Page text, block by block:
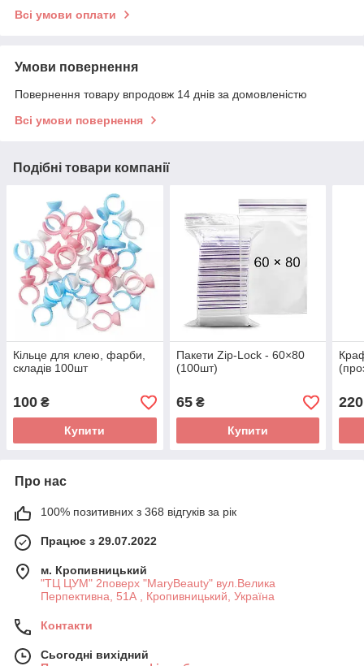
Всі умови оплати
Умови повернення
Повернення товару впродовж 14 днів за домовленістю
Всі умови повернення
Подібні товари компанії
Кільце для клею, фарби,
складів 100шт
100 ₴
Купити
Пакети Zip-Lock - 60×80
(100шт)
65₴
Купити
220
Про нас
100% позитивних з 368 відгуків за рік
Працює з 29.07.2022
м. Кропивницький
"ТЦ ЦУМ" 2поверх "MaryBeauty" вул.Велика
Перпективна, 51А , Кропивницький, Україна
Контакти
Сьогодні вихідний